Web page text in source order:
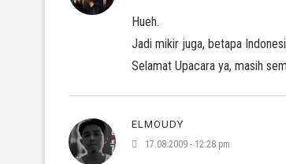
Hueh.
Jadi mikir juga, betapa
Selamat Upacara ya, masih
ELMOUDY
17.08.2009 - 12:28 pm